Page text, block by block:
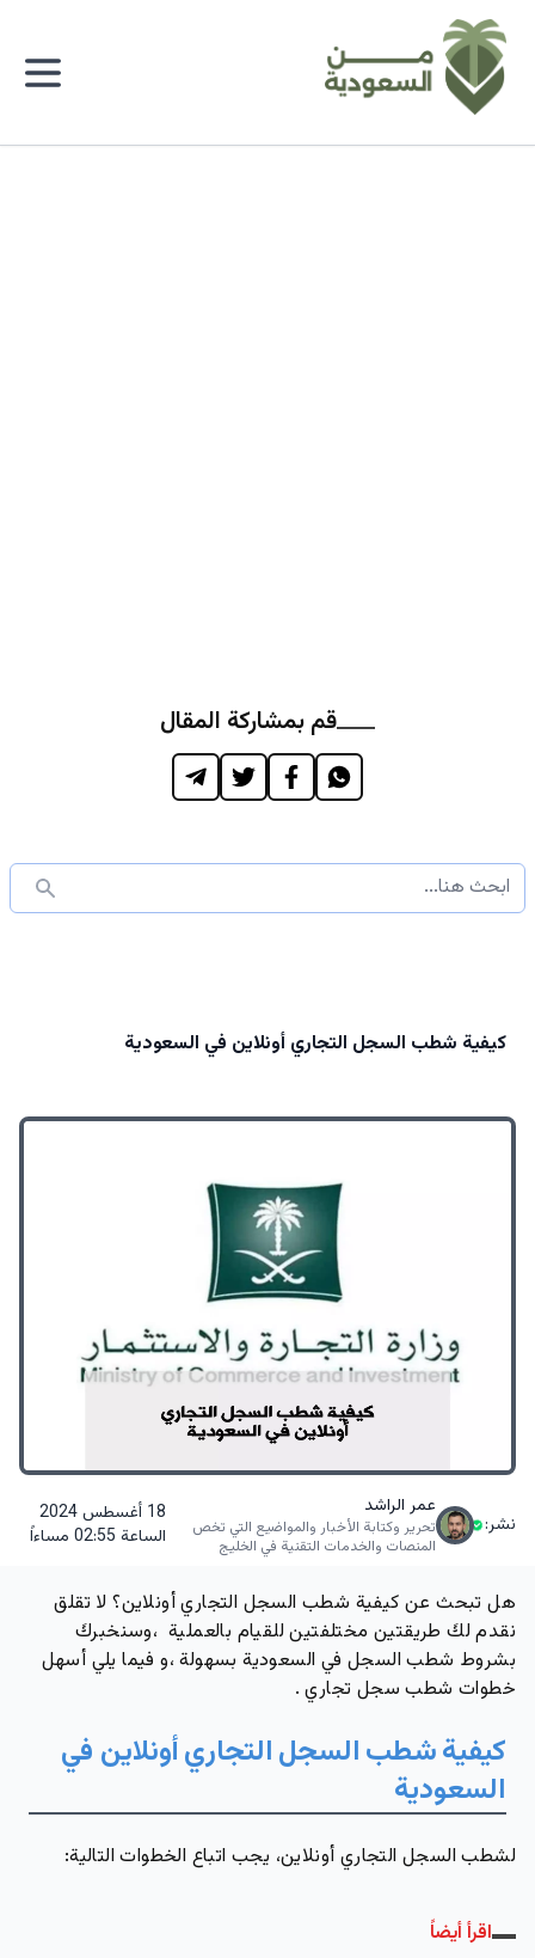
قم بمشاركة المقال
كيفية شطب السجل التجاري أونلاين في السعودية
نشر:
عمر الراشد
تحرير وكتابة الأخبار والمواضيع التي تخص
المنصات والخدمات التقنية في الخليج
18 أغسطس 2024
الساعة 02:55 مساءاً
هل تبحث عن كيفية شطب السجل التجاري أونلاين؟ لا تقلق
نقدم لكَ طريقتين مختلفتين للقيام بالعملية ،وسنخبركَ
بشروط شطب السجل في السعودية بسهولة ،و فيما يلي أسهل
خطوات شطب سجل تجاري .
كيفيةشطبالسجلالتجاريأونلاين في
السعودية
لشطب السجل التجاري أونلاين، يجب اتباع الخطوات التالية:
اقرأ أيضاً